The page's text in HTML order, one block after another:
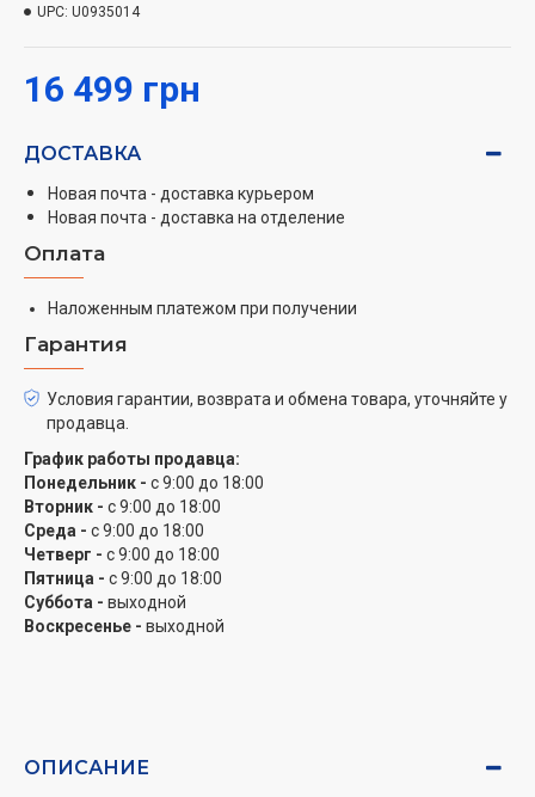
16 499 грн
UPC: U0935014
ДОСТАВКА
Новая почта - доставка курьером
Новая почта - доставка на отделение
Оплата
Наложенным платежом при получении
Гарантия
Условия гарантии, возврата и обмена товара, уточняйте у
продавца.
График работы продавца:
Понедельник - с 9:00 до 18:00
Вторник - с 9:00 до 18:00
Среда - с 9:00 до 18:00
Четверг - с 9:00 до 18:00
Пятница - с 9:00 до 18:00
Суббота - выходной
Воскресенье - выходной
ОПИСАНИЕ